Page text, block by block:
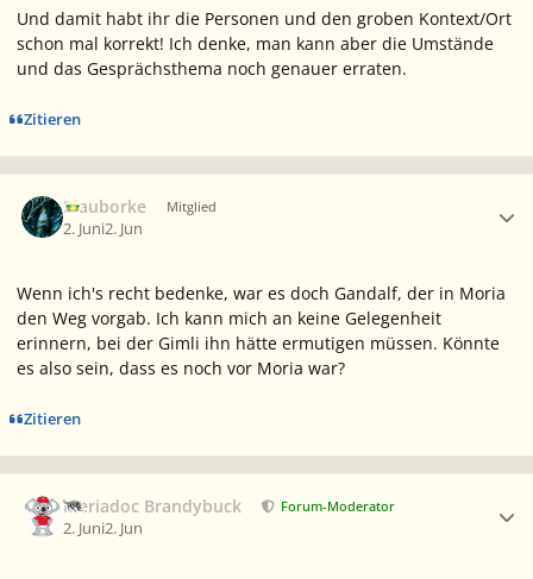
Und damit habt ihr die Personen und den groben Kontext/Ort
schon mal korrekt! Ich denke, man kann aber die Umstände
und das Gesprächsthema noch genauer erraten.
Zitieren
Blauborke Mitglied
2. Juni2. Jun
Wenn ich's recht bedenke, war es doch Gandalf, der in Moria
den Weg vorgab. Ich kann mich an keine Gelegenheit
erinnern, bei der Gimli ihn hätte ermutigen müssen. Könnte
es also sein, dass es noch vor Moria war?
Zitieren
Meriadoc Brandybuck Forum-Moderator
2. Juni2. Jun